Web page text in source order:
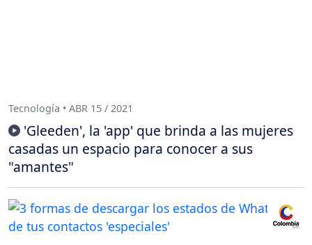
Tecnología • ABR 15 / 2021
'Gleeden', la 'app' que brinda a las mujeres
casadas un espacio para conocer a sus
"amantes"